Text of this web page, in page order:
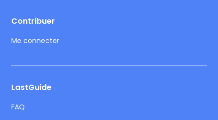
Contribuer
Me connecter
LastGuide
FAQ